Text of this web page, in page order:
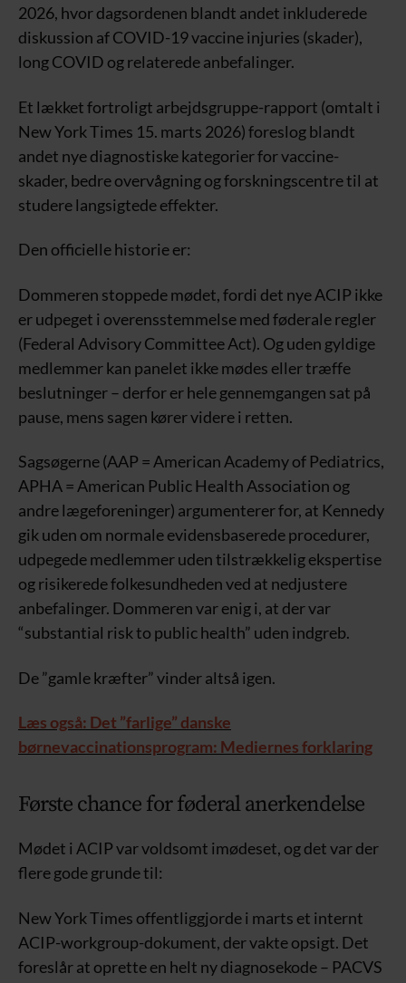
2026, hvor dagsordenen blandt andet inkluderede
diskussion af COVID-19 vaccine injuries (skader),
long COVID og relaterede anbefalinger.
Et lækket fortroligt arbejdsgruppe-rapport (omtalt i
New York Times 15. marts 2026) foreslog blandt
andet nye diagnostiske kategorier for vaccine-
skader, bedre overvågning og forskningscentre til at
studere langsigtede effekter.
Den officielle historie er:
Dommeren stoppede mødet, fordi det nye ACIP ikke
er udpeget i overensstemmelse med føderale regler
(Federal Advisory Committee Act). Og uden gyldige
medlemmer kan panelet ikke mødes eller træffe
beslutninger – derfor er hele gennemgangen sat på
pause, mens sagen kører videre i retten.
Sagsøgerne (AAP = American Academy of Pediatrics,
APHA = American Public Health Association og
andre lægeforeninger) argumenterer for, at Kennedy
gik uden om normale evidensbaserede procedurer,
udpegede medlemmer uden tilstrækkelig ekspertise
og risikerede folkesundheden ved at nedjustere
anbefalinger. Dommeren var enig i, at der var
“substantial risk to public health” uden indgreb.
De ”gamle kræfter” vinder altså igen.
Læs også: Det ”farlige” danske
børnevaccinationsprogram: Mediernes forklaring
Første chance for føderal anerkendelse
Mødet i ACIP var voldsomt imødeset, og det var der
flere gode grunde til:
New York Times offentliggjorde i marts et internt
ACIP-workgroup-dokument, der vakte opsigt. Det
foreslår at oprette en helt ny diagnosekode – PACVS